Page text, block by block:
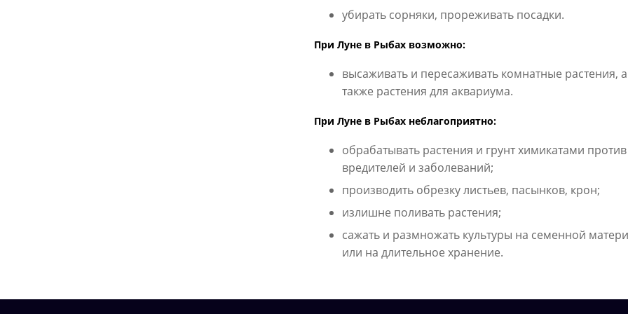
убирать сорняки, прореживать посадки.
При Луне в Рыбах возможно:
высаживать и пересаживать комнатные растения, а
также растения для аквариума.
При Луне в Рыбах неблагоприятно:
обрабатывать растения и грунт химикатами против
вредителей и заболеваний;
производить обрезку листьев, пасынков, крон;
излишне поливать растения;
сажать и размножать культуры на семенной
или на длительное хранение.